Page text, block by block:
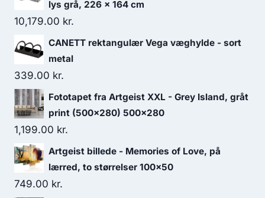
lys grå, 226 x 164 cm
10,179.00 kr.
CANETT rektangulær Vega væghylde - sort
metal
339.00 kr.
Fototapet fra Artgeist XXL - Grey Island, gråt
print (500x280) 500x280
1,199.00 kr.
Artgeist billede - Memories of Love, på
lærred, to størrelser 100x50
749.00 kr.